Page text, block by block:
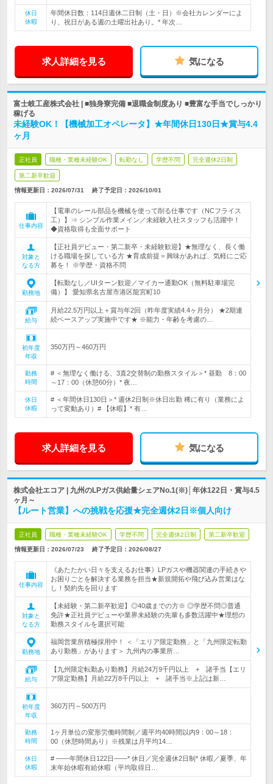
休日
休暇
年間休日数：114日週休二日制（土・日）※会社カレンダーによ
り、祝日がある週の土曜出社あり。* 年次…
求人詳細を見る 気になる
富士岐工産株式会社 | ■独身寮完備 ■退職金制度あり ■豊富な手当でしっかり
稼げる
未経験OK！【機械加工オペレータ】★年間休日130日★賞与4.4
ヶ月
正社員 職種・業種未経験OK 転勤なし 学歴不問 完全週休2日制
第二新卒歓迎
情報更新日：2026/07/31 終了予定日： 2026/10/01
仕事内容
【電車のレール部品を機械を使って削る仕事です（NCフライス
工）】⇒ シンプル作業メイン／未経験入社スタッフも活躍中！
◆資格取得も全面サポート
対象と
なる方
【正社員デビュー・第二新卒・未経験歓迎】★無理なく、長く働
ける職場を探している方 ★育成前提＝興味があれば、気軽にご応
募を！ ※学歴・資格不問
勤務地
【転勤なし／UIターン歓迎／マイカー通勤OK（無料駐車場完
備）】 愛知県名古屋市港区龍宮町10
給与
月給22.5万円以上＋賞与年2回（昨年度実績4.4ヶ月分） ★2期連
続ベースアップ実施中です★ ※能力・年齢を考慮の…
初年度
年収
350万円～460万円
勤務
時間
# ＜無理なく働ける、3直2交替制の勤務スタイル＞* 昼勤 8：00
～17：00（休憩60分）* 夜…
休日
休暇
# ＜年間休日130日＞* 週休2日制※休日出勤 稀に有り（業務によ
って変動あり）# 【休暇】* 有…
求人詳細を見る 気になる
株式会社エコア | 九州のLPガス供給量シェアNo.1(※)│年休122日・賞与4.5
ヶ月～
【ルート営業】への挑戦を応援★完全週休2日※個人向け
正社員 職種・業種未経験OK 学歴不問 完全週休2日制 第二新卒歓迎
情報更新日：2026/07/23 終了予定日： 2026/08/27
仕事内容
《あたたかい日々を支えるお仕事》LPガスや機器関連の手続きや
お困りごとを解決する業務を担当★新規開拓や飛び込み営業はな
し！契約先を回ります
対象と
なる方
【未経験・第二新卒歓迎】◎40歳までの方※ ◎学歴不問◎普通
免許★正社員デビューや業界未経験の先輩も多数活躍中★理想の
勤務スタイルを選択可能
勤務地
福岡営業所積極採用中！ ＜「エリア限定勤務」と「九州限定転勤
あり勤務」があります＞ 九州内の事業所…
給与
【九州限定転勤あり勤務】月給24万9千円以上 + 諸手当【エリ
ア限定勤務】月給22万8千円以上 + 諸手当※上記は新…
初年度
年収
360万円～500万円
勤務
時間
1ヶ月単位の変形労働時間制／週平均40時間以内9：00～18：
00（休憩時間あり）※残業は月平均14…
休日
休暇
# ――年間休日122日――* 休日／完全週休2日制* 休暇／夏季、年
末年始休暇有給休暇（平均取得日…